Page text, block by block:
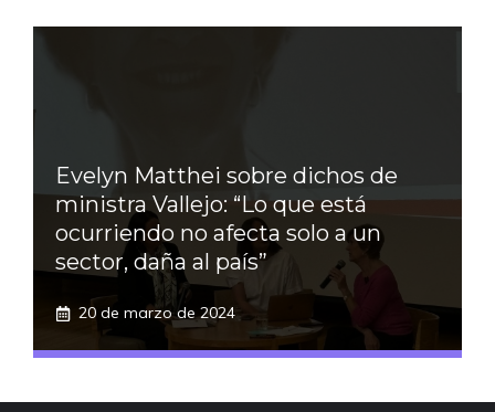
Evelyn Matthei sobre dichos de
ministra Vallejo: “Lo que está
ocurriendo no afecta solo a un
sector, daña al país”
20 de marzo de 2024